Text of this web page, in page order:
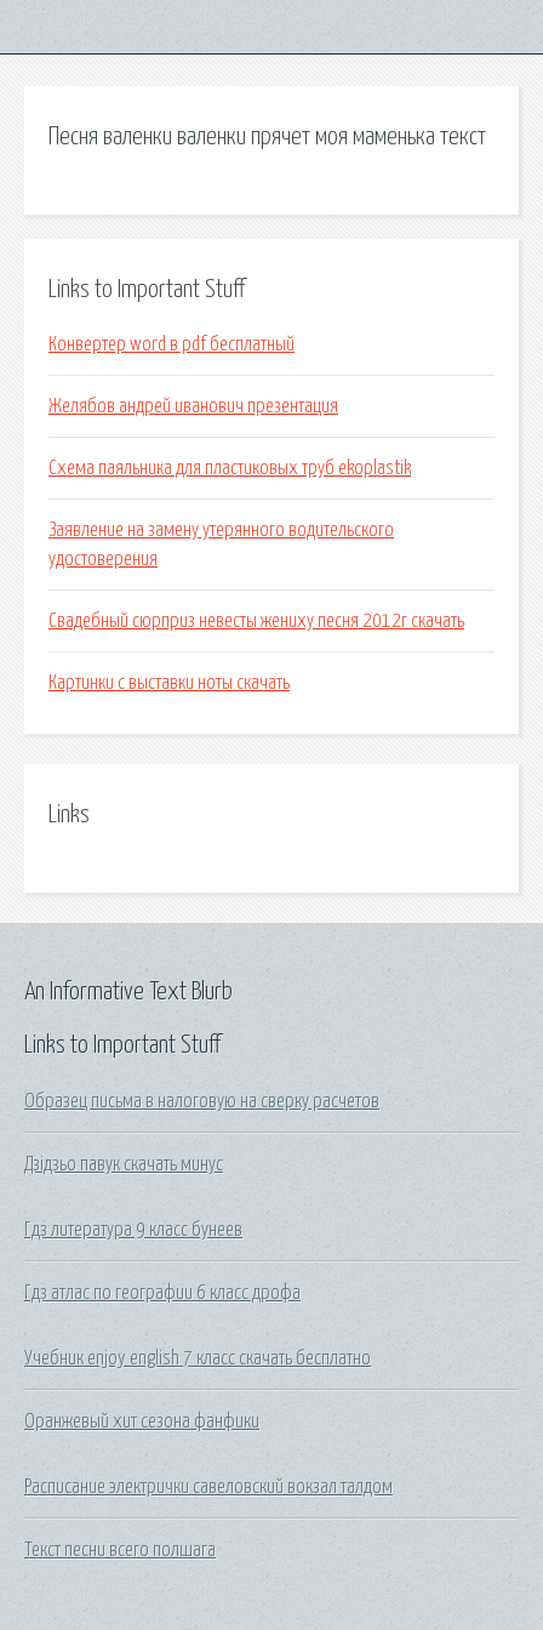
Песня валенки валенки прячет моя маменька текст
Links to Important Stuff
Конвертер word в pdf бесплатный
Желябов андрей иванович презентация
Схема паяльника для пластиковых труб ekoplastik
Заявление на замену утерянного водительского
удостоверения
Свадебный сюрприз невесты жениху песня 2012г скачать
Картинки с выставки ноты скачать
Links
Links to Important Stuff
Образец письма в налоговую на сверку расчетов
Дзідзьо павук скачать минус
Гдз литература 9 класс бунеев
Гдз атлас по географии 6 класс дрофа
Учебник enjoy english 7 класс скачать бесплатно
Оранжевый хит сезона фанфики
Расписание электрички савеловский вокзал талдом
Текст песни всего полшага
An Informative Text Blurb